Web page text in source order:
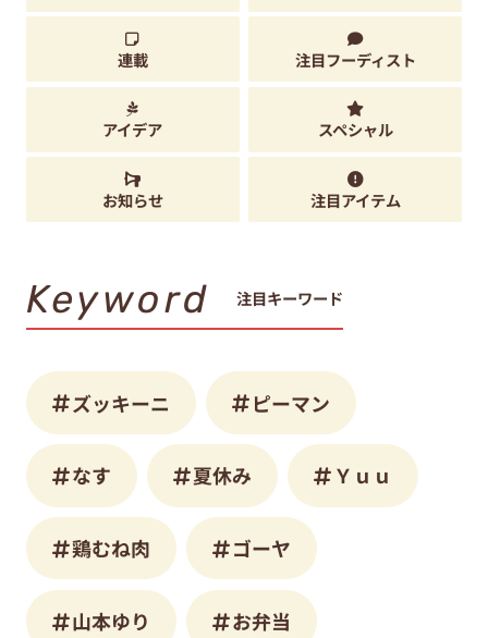
連載 注目フーディスト
アイデア スペシャル
お知らせ 注目アイテム
Keyword 注目キーワード
ズッキーニ ピーマン
なす 夏休み Ｙｕｕ
鶏むね肉 ゴーヤ
山本ゆり お弁当